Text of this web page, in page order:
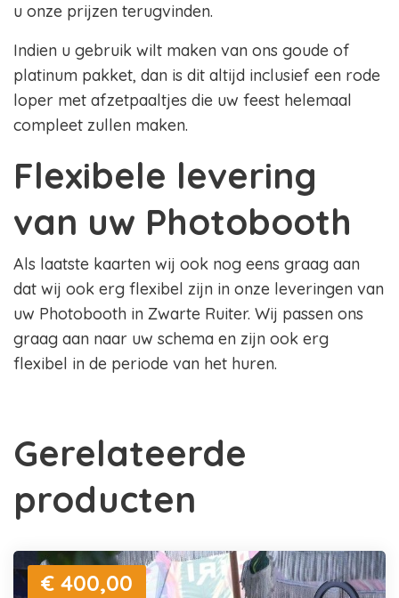
u onze prijzen terugvinden.
Indien u gebruik wilt maken van ons goude of
platinum pakket, dan is dit altijd inclusief een rode
loper met afzetpaaltjes die uw feest helemaal
compleet zullen maken.
Flexibele levering
van uw Photobooth
Als laatste kaarten wij ook nog eens graag aan
dat wij ook erg flexibel zijn in onze leveringen van
uw Photobooth in Zwarte Ruiter. Wij passen ons
graag aan naar uw schema en zijn ook erg
flexibel in de periode van het huren.
Gerelateerde
producten
€ 400,00